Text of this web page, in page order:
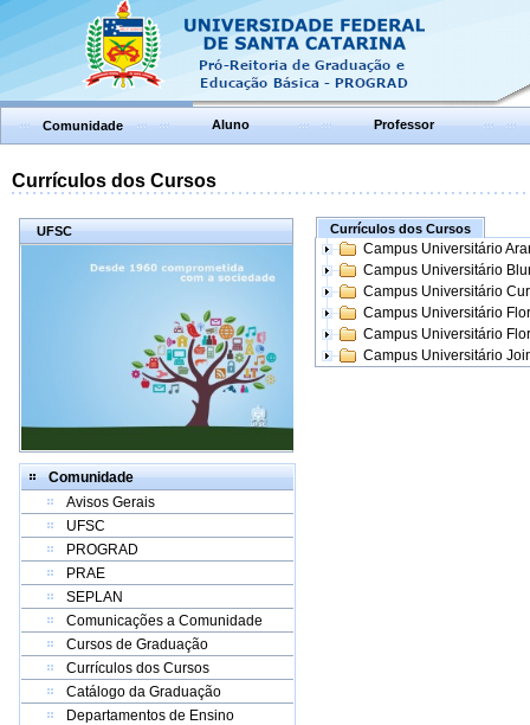
Comunidade Aluno Professor
Currículos dos Cursos
UFSC
Comunidade
Avisos Gerais
UFSC
PROGRAD
PRAE
SEPLAN
Comunicações a Comunidade
Cursos de Graduação
Currículos dos Cursos
Catálogo da Graduação
Departamentos de Ensino
Currículos dos Cursos
Campus Universitário
Campus Universitário
Campus Universitário
Campus Universitário
Campus Universitário
Campus Universitário